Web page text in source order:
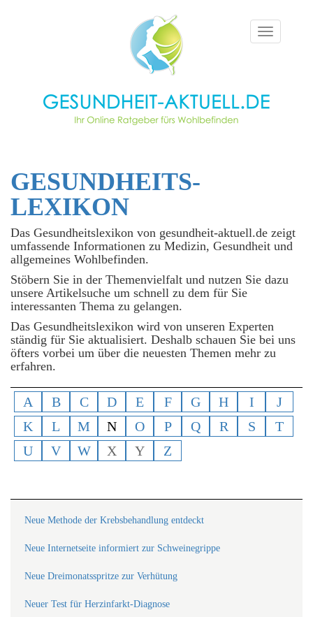
Toggle
navigation
GESUNDHEITS­
LEXIKON
Das Gesundheitslexikon von gesundheit-aktuell.de zeigt
umfassende Informationen zu Medizin, Gesundheit und
allgemeines Wohlbefinden.
Stöbern Sie in der Themenvielfalt und nutzen Sie dazu
unsere Artikelsuche um schnell zu dem für Sie
interessanten Thema zu gelangen.
Das Gesundheitslexikon wird von unseren Experten
ständig für Sie aktualisiert. Deshalb schauen Sie bei uns
öfters vorbei um über die neuesten Themen mehr zu
erfahren.
A B C D E F G H I
J
K
L M N O P Q R S
T
U
V W X Y Z
Neue Methode der Krebsbehandlung entdeckt
Neue Internetseite informiert zur Schweinegrippe
Neue Dreimonatsspritze zur Verhütung
Neuer Test für Herzinfarkt-Diagnose